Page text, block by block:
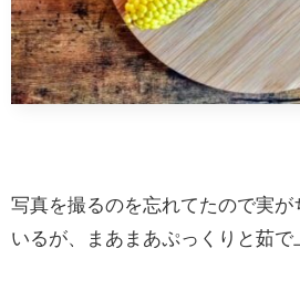
写真を撮るのを忘れてたので実が
いるが、まあまあぷっくりと茹で